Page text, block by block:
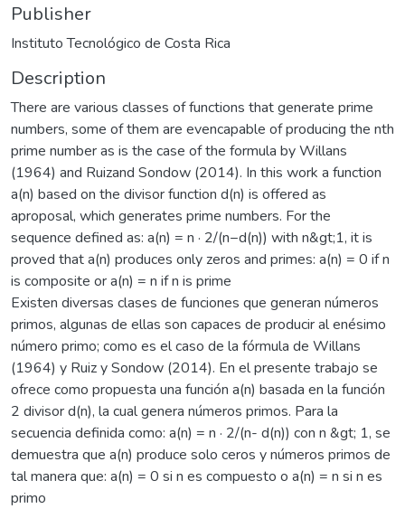
Publisher
Instituto Tecnológico de Costa Rica
Description
There are various classes of functions that generate prime
numbers, some of them are evencapable of producing the nth
prime number as is the case of the formula by Willans
(1964) and Ruizand Sondow (2014). In this work a function
a(n) based on the divisor function d(n) is offered as
aproposal, which generates prime numbers. For the
sequence defined as: a(n) = n · 2/(n−d(n)) with n&gt;1, it is
proved that a(n) produces only zeros and primes: a(n) = 0 if n
is composite or a(n) = n if n is prime
Existen diversas clases de funciones que generan números
primos, algunas de ellas son capaces de producir al enésimo
número primo; como es el caso de la fórmula de Willans
(1964) y Ruiz y Sondow (2014). En el presente trabajo se
ofrece como propuesta una función a(n) basada en la función
2 divisor d(n), la cual genera números primos. Para la
secuencia definida como: a(n) = n · 2/(n- d(n)) con n &gt; 1, se
demuestra que a(n) produce solo ceros y números primos de
tal manera que: a(n) = 0 si n es compuesto o a(n) = n si n es
primo